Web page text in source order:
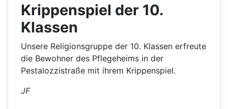
Krippenspiel der 10.
Klassen
Unsere Religionsgruppe der 10. Klassen erfreute
die Bewohner des Pflegeheims in der
Pestalozzistraße mit ihrem Krippenspiel.
JF